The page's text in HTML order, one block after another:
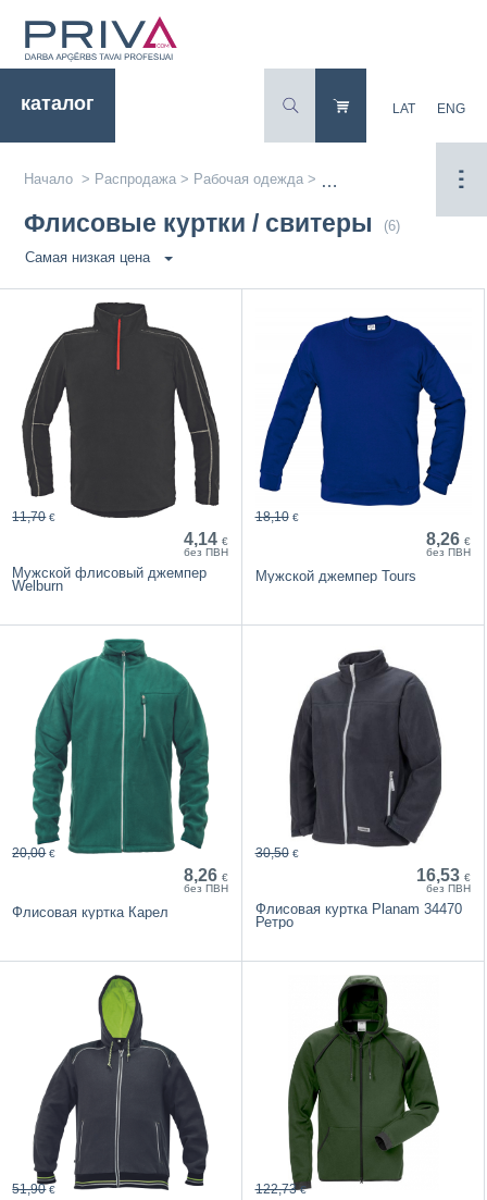
каталог LAT ENG
Начало > Распродажа > Рабочая одежда > Флисовые куртки /
Флисовые куртки / свитеры
(6)
Самая низкая цена
4,14 €
без ПВН
11,70 €
Мужской флисовый джемпер
Welburn
8,26 €
без ПВН
18,10 €
Мужской джемпер Tours
8,26 €
без ПВН
20,00 €
Флисовая куртка Карел
16,53 €
без ПВН
30,50 €
Флисовая куртка Planam 34470
Ретро
51,90 € 122,73 €